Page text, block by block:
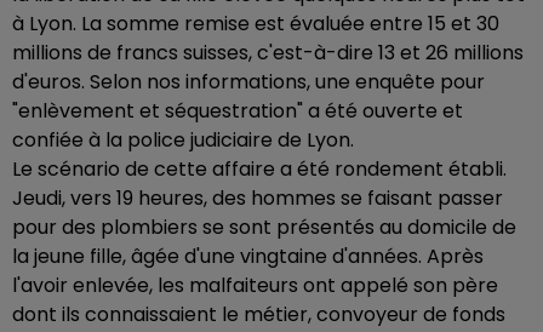
à Lyon. La somme remise est évaluée entre 15 et 30
millions de francs suisses, c'est-à-dire 13 et 26 millions
d'euros. Selon nos informations, une enquête pour
"enlèvement et séquestration" a été ouverte et
confiée à la police judiciaire de Lyon.
Le scénario de cette affaire a été rondement établi.
Jeudi, vers 19 heures, des hommes se faisant passer
pour des plombiers se sont présentés au domicile de
la jeune fille, âgée d'une vingtaine d'années. Après
l'avoir enlevée, les malfaiteurs ont appelé son père
dont ils connaissaient le métier, convoyeur de fonds